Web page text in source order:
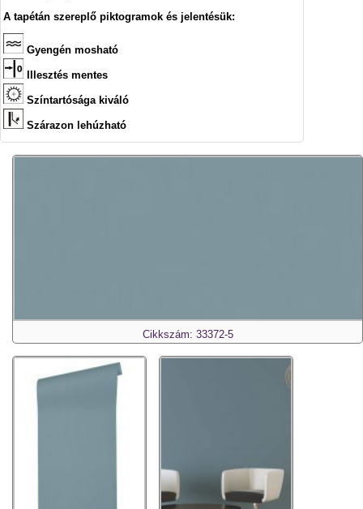
A tapétán szereplő piktogramok és jelentésük:
Gyengén mosható
Illesztés mentes
Színtartósága kiváló
Szárazon lehúzható
Cikkszám: 33372-5